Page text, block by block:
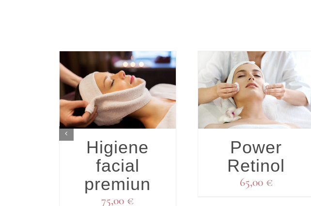
Higiene
facial
premiun
75,00 €
DETALLES
Power
Retinol
65,00 €
DETALLES